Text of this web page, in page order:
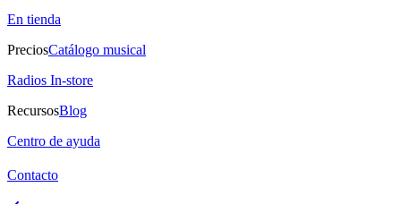
En tienda
PreciosCatálogo musical
Radios In-store
RecursosBlog
Centro de ayuda
Contacto